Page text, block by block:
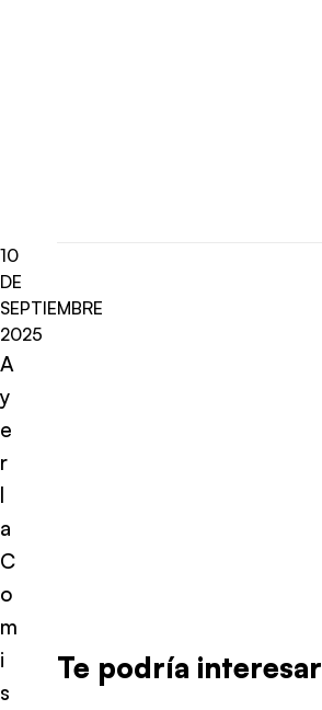
10
DE
SEPTIEMBRE
2025
A
y
e
r
l
a
C
o
m
i
s
Te podría interesar